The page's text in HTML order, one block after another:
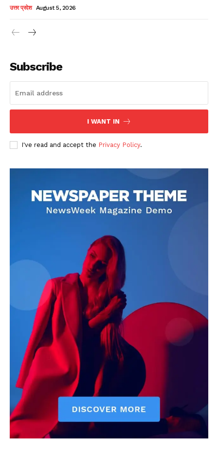
उत्तर प्रदेश August 5, 2026
Subscribe
I WANT IN
I've read and accept the Privacy Policy.